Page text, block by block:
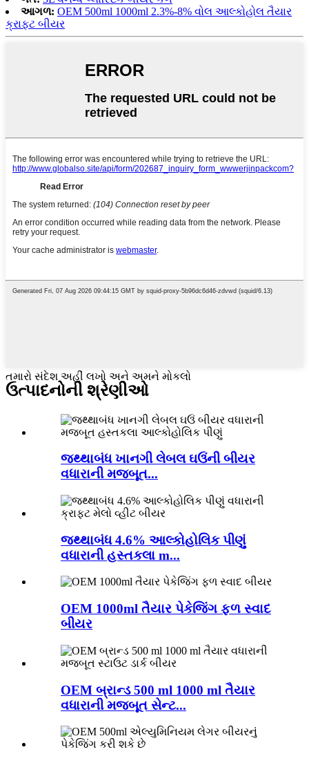
આગળ: OEM 500ml 1000ml 2.3%-8% વોલ આલ્કોહોલ તૈયાર
ક્રાફ્ટ બીયર
તમારો સંદેશ અહીં લખો અને અમને મોકલો
ઉત્પાદનોની શ્રેણીઓ
જથ્થાબંધ ખાનગી લેબલ ઘઉંની બીયર
વધારાની મજબૂત...
જથ્થાબંધ 4.6% આલ્કોહોલિક પીણું
વધારાની હસ્તકલા m...
OEM 1000ml તૈયાર પેકેજિંગ ફળ સ્વાદ
બીયર
OEM બ્રાન્ડ 500 ml 1000 ml તૈયાર
વધારાની મજબૂત સેન્ટ...